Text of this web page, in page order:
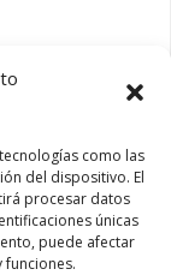
como las
del dispositivo. El
procesar datos
únicas
puede afectar
funciones.
poco a poco
la COVID-19 /
o esté […]